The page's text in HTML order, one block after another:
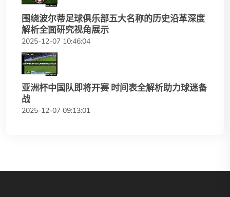
围绕波尔蒂足球俱乐部五大名称的历史沿革深度
解析全面研究视角展示
2025-12-07 10:46:04
亚洲杯中国队即将开赛 时间表全解析助力球迷备
战
2025-12-07 09:13:01